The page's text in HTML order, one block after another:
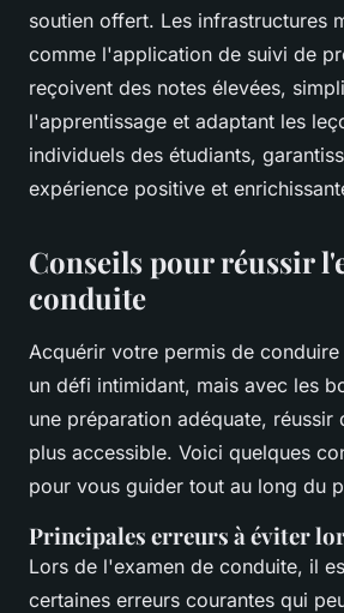
soutien offert. Les infrastructures
comme l'application de suivi de
reçoivent des notes élevées,
l'apprentissage et adaptant les
individuels des étudiants,
expérience positive et
Conseils pour réussir
conduite
Acquérir votre permis de
un défi intimidant, mais avec les
une préparation adéquate, réussir
plus accessible. Voici quelques
pour vous guider tout au long du
Principales erreurs à éviter
Lors de l'examen de conduite, il
certaines erreurs courantes qui